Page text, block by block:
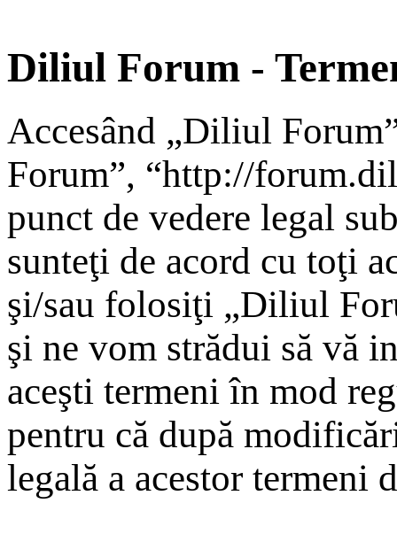
Diliul Forum -
Accesând „Diliul
Forum”, “http://
punct de vedere legal
sunteţi de acord cu toţi
şi/sau folosiţi „Diliul
şi ne vom strădui să vă
aceşti termeni în mod
pentru că după
legală a acestor